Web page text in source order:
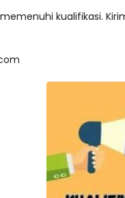
kualifikasi.